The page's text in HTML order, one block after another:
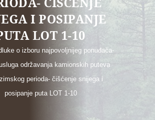
I POSIPANJE
LOT 1-10
o izboru najpovoljnijeg ponuđača-
održavanja kamionskih puteva
perioda- čišćenje snijega i
posipanje puta LOT 1-10